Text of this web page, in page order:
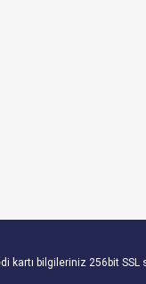
kartı bilgileriniz 256bit